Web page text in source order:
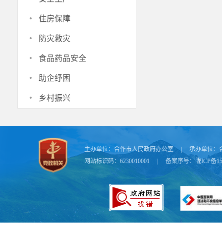
· 住房保障
· 防灾救灾
· 食品药品安全
· 助企纾困
· 乡村振兴
S38王夏
施工路
交通管
施工作
通行提示
主办单位： 合作市人民政府办公室 承办单位：
网站标识码：6230010001
备案序号：陇ICP备